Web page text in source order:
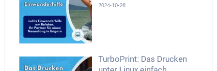
2024-10-28
TurboPrint: Das Drucken